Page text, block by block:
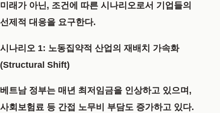
미래가 아닌, 조건에 따른 시나리오로서 기업들의
선제적 대응을 요구한다.
시나리오 1: 노동집약적 산업의 재배치 가속화
(Structural Shift)
베트남 정부는 매년 최저임금을 인상하고 있으며,
사회보험료 등 간접 노무비 부담도 증가하고 있다.